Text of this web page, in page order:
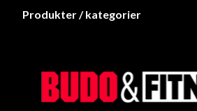
Produkter / kategorier